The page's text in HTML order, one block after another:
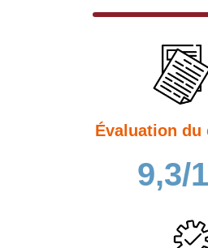
Évaluation du
9,3/